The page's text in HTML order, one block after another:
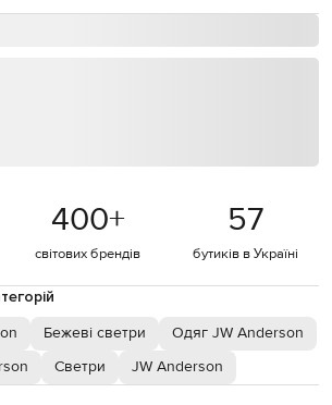
400+
світових брендів
57
бутиків в Україні
Бежеві светри
Одяг JW Anderson
Светри JW Anderson